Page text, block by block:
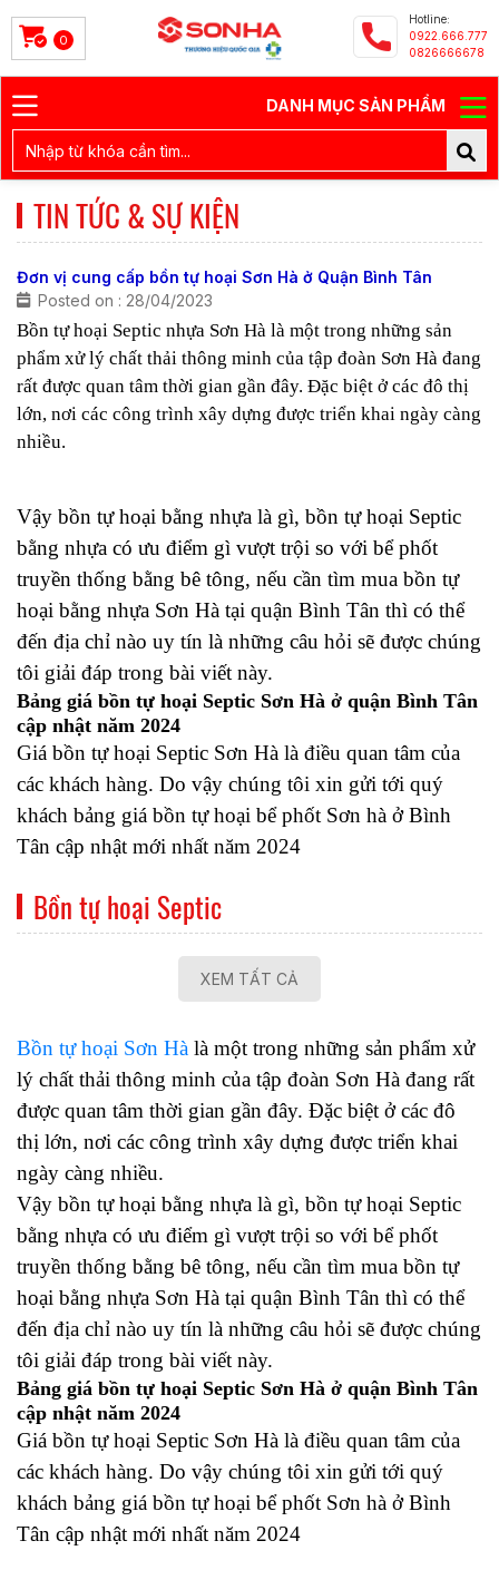
0
Hotline:
0922.666.777
0826666678
DANH MỤC SẢN PHẨM
TIN TỨC & SỰ KIỆN
Đơn vị cung cấp bồn tự hoại Sơn Hà ở Quận Bình Tân
Posted on : 28/04/2023
Bồn tự hoại Septic nhựa Sơn Hà là một trong những sản
phẩm xử lý chất thải thông minh của tập đoàn Sơn Hà đang
rất được quan tâm thời gian gần đây. Đặc biệt ở các đô thị
lớn, nơi các công trình xây dựng được triển khai ngày càng
nhiều.
Vậy bồn tự hoại bằng nhựa là gì, bồn tự hoại Septic
bằng nhựa có ưu điểm gì vượt trội so với bể phốt
truyền thống bằng bê tông, nếu cần tìm mua bồn tự
hoại bằng nhựa Sơn Hà tại quận Bình Tân thì có thể
đến địa chỉ nào uy tín là những câu hỏi sẽ được chúng
tôi giải đáp trong bài viết này.
Bảng giá bồn tự hoại Septic Sơn Hà ở quận Bình Tân
cập nhật năm 2024
Giá bồn tự hoại Septic Sơn Hà là điều quan tâm của
các khách hàng. Do vậy chúng tôi xin gửi tới quý
khách bảng giá bồn tự hoại bể phốt Sơn hà ở Bình
Tân cập nhật mới nhất năm 2024
Bồn tự hoại Septic
XEM TẤT CẢ
Bồn tự hoại Sơn Hà là một trong những sản phẩm xử
lý chất thải thông minh của tập đoàn Sơn Hà đang rất
được quan tâm thời gian gần đây. Đặc biệt ở các đô
thị lớn, nơi các công trình xây dựng được triển khai
ngày càng nhiều.
Vậy bồn tự hoại bằng nhựa là gì, bồn tự hoại Septic
bằng nhựa có ưu điểm gì vượt trội so với bể phốt
truyền thống bằng bê tông, nếu cần tìm mua bồn tự
hoại bằng nhựa Sơn Hà tại quận Bình Tân thì có thể
đến địa chỉ nào uy tín là những câu hỏi sẽ được chúng
tôi giải đáp trong bài viết này.
Bảng giá bồn tự hoại Septic Sơn Hà ở quận Bình Tân
cập nhật năm 2024
Giá bồn tự hoại Septic Sơn Hà là điều quan tâm của
các khách hàng. Do vậy chúng tôi xin gửi tới quý
khách bảng giá bồn tự hoại bể phốt Sơn hà ở Bình
Tân cập nhật mới nhất năm 2024